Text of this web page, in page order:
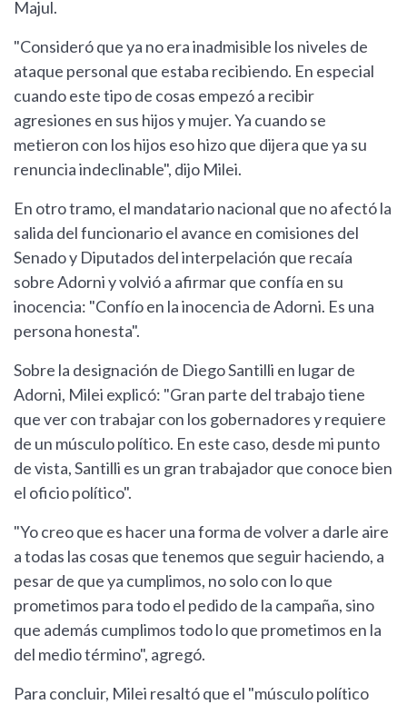
Majul.
"Consideró que ya no era inadmisible los niveles de
ataque personal que estaba recibiendo. En especial
cuando este tipo de cosas empezó a recibir
agresiones en sus hijos y mujer. Ya cuando se
metieron con los hijos eso hizo que dijera que ya su
renuncia indeclinable", dijo Milei.
En otro tramo, el mandatario nacional que no afectó la
salida del funcionario el avance en comisiones del
Senado y Diputados del interpelación que recaía
sobre Adorni y volvió a afirmar que confía en su
inocencia: "Confío en la inocencia de Adorni. Es una
persona honesta".
Sobre la designación de Diego Santilli en lugar de
Adorni, Milei explicó: "Gran parte del trabajo tiene
que ver con trabajar con los gobernadores y requiere
de un músculo político. En este caso, desde mi punto
de vista, Santilli es un gran trabajador que conoce bien
el oficio político".
"Yo creo que es hacer una forma de volver a darle aire
a todas las cosas que tenemos que seguir haciendo, a
pesar de que ya cumplimos, no solo con lo que
prometimos para todo el pedido de la campaña, sino
que además cumplimos todo lo que prometimos en la
del medio término", agregó.
Para concluir, Milei resaltó que el "músculo político